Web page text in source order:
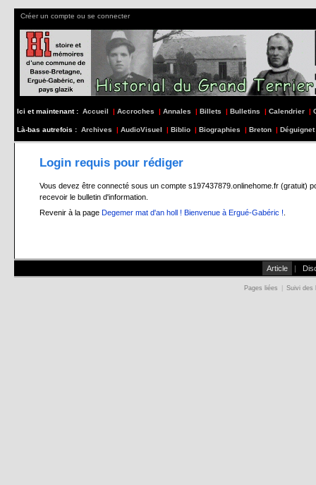
Créer un compte ou se connecter
Ici et maintenant : Accueil | Accroches | Annales | Billets | Bulletins | Calendrier |
Là-bas autrefois : Archives | AudioVisuel | Biblio | Biographies | Breton | Déguignet
Login requis pour rédiger
Vous devez être connecté sous un compte s197437879.onlinehome.fr (gratuit)
recevoir le bulletin d'information.
Revenir à la page Degemer mat d'an holl ! Bienvenue à Ergué-Gabéric !
Article |
Pages liées Suivi des